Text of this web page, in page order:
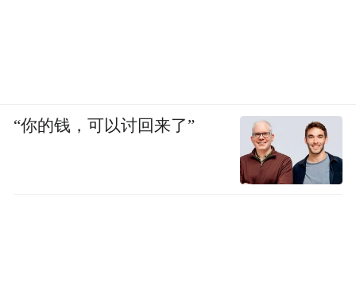
“你的钱，可以讨回来了”